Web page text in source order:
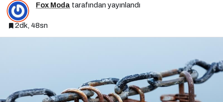
Fox Moda tarafından yayınlandı
2dk, 48sn